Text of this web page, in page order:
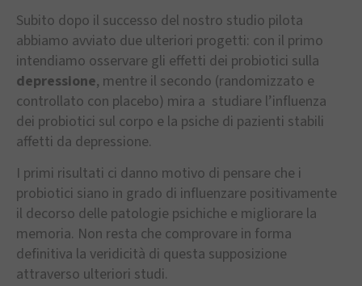
Subito dopo il successo del nostro studio pilota
abbiamo avviato due ulteriori progetti: con il primo
intendiamo osservare gli effetti dei probiotici sulla
depressione, mentre il secondo (randomizzato e
controllato con placebo) mira a studiare l’influenza
dei probiotici sul corpo e la psiche di pazienti stabili
affetti da depressione.
I primi risultati ci danno motivo di pensare che i
probiotici siano in grado di influenzare positivamente
il decorso delle patologie psichiche e migliorare la
memoria. Non resta che comprovare in forma
definitiva la veridicità di questa supposizione
attraverso ulteriori studi.